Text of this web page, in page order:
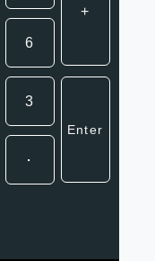
+
6
3
Enter
.